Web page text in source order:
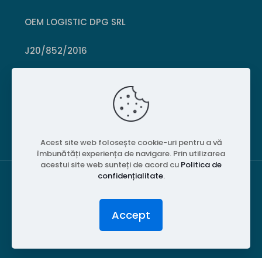
OEM LOGISTIC DPG SRL
J20/852/2016
Crișcior, Hunedoara
Website realizat deMGT Studios
Acest site web folosește cookie-uri pentru a vă
îmbunătăți experiența de navigare. Prin utilizarea
acestui site web sunteți de acord cu Politica de
confidențialitate.
Accept